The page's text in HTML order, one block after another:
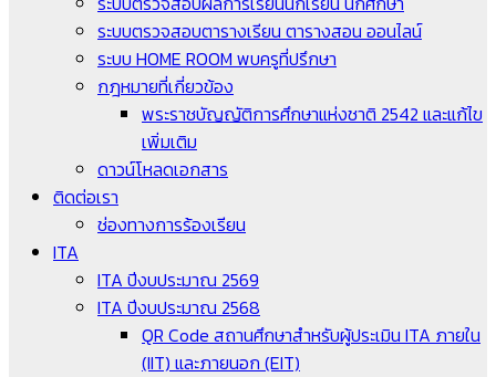
ระบบตรวจสอบตารางเรียน ตารางสอน ออนไลน์
ระบบ HOME ROOM พบครูที่ปรึกษา
กฎหมายที่เกี่ยวข้อง
พระราชบัญญัติการศึกษาแห่งชาติ 2542 และแก้ไข
เพิ่มเติม
ดาวน์โหลดเอกสาร
ติดต่อเรา
ช่องทางการร้องเรียน
ITA
ITA ปีงบประมาณ 2569
ITA ปีงบประมาณ 2568
QR Code สถานศึกษาสำหรับผู้ประเมิน ITA ภายใน
(IIT) และภายนอก (EIT)